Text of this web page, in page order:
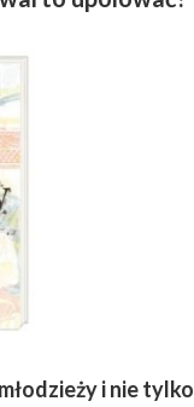
i nie tylko